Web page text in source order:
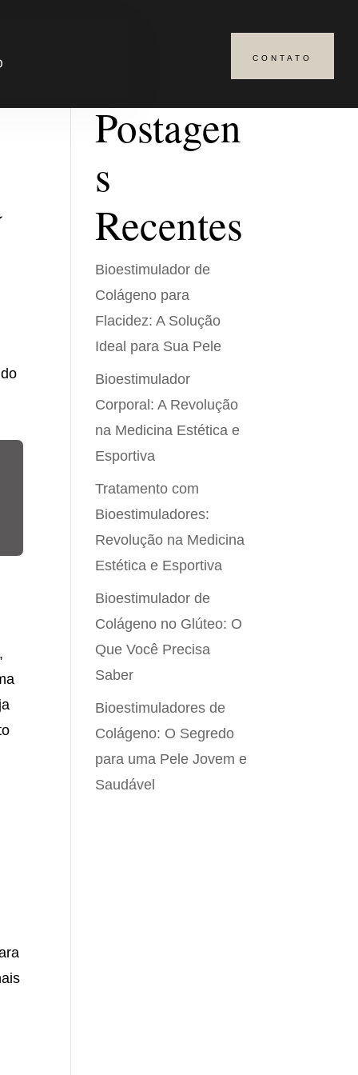
CONTATO
Postagen
s
Recentes
Bioestimulador de
Colágeno para
Flacidez: A Solução
Ideal para Sua Pele
Bioestimulador
Corporal: A Revolução
na Medicina Estética e
Esportiva
Tratamento com
Bioestimuladores:
Revolução na Medicina
Estética e Esportiva
Bioestimulador de
Colágeno no Glúteo: O
Que Você Precisa
Saber
Bioestimuladores de
Colágeno: O Segredo
para uma Pele Jovem e
Saudável